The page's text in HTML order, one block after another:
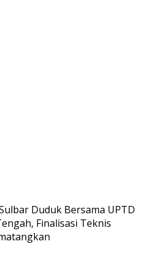
Duduk Bersama UPTD
Finalisasi Teknis